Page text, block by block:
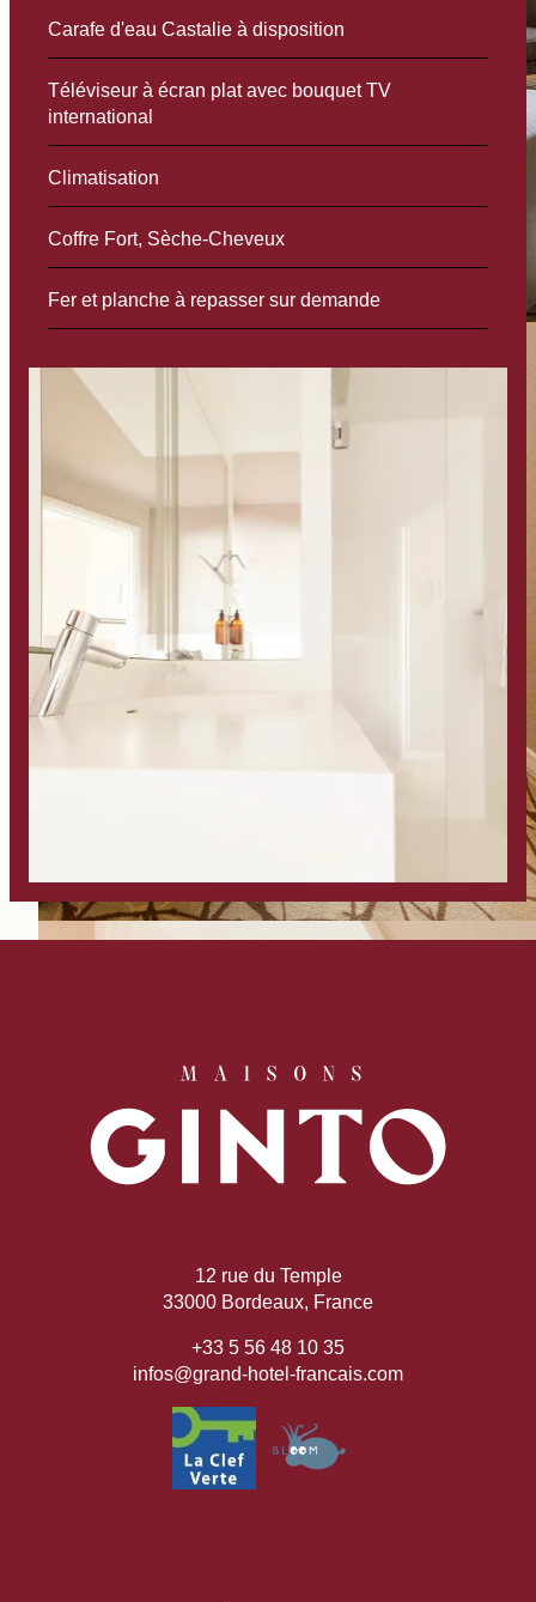
Carafe d'eau Castalie à disposition
Téléviseur à écran plat avec bouquet TV
international
Climatisation
Coffre Fort, Sèche-Cheveux
Fer et planche à repasser sur demande
12 rue du Temple
33000 Bordeaux, France
+33 5 56 48 10 35
infos@grand-hotel-francais.com
Réserver
La Maison
Séminaires & Evènements
Nos PartenairesNos Engagements
Offres & Actualités
Nous contacter